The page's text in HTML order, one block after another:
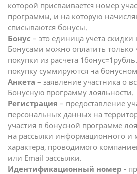
которой присваивается номер
программы, и на которую
списываются бонусы.
Бонус – это единица учета
Бонусами можно оплатить только
покупки из расчета
покупку суммируются на бонусном
Анкета – заявление участника о
Бонусную программу лояльности.
Регистрация – предоставление
персональных данных на
участия в бонусной программе
на рассылки информационного и
характера, проводимого
или Email рассылки.
Идентификационный номер -